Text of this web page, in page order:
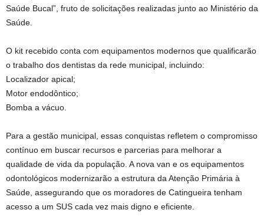
Saúde Bucal”, fruto de solicitações realizadas junto ao Ministério da
Saúde.
O kit recebido conta com equipamentos modernos que qualificarão
o trabalho dos dentistas da rede municipal, incluindo:
Localizador apical;
Motor endodôntico;
Bomba a vácuo.
Para a gestão municipal, essas conquistas refletem o compromisso
contínuo em buscar recursos e parcerias para melhorar a
qualidade de vida da população. A nova van e os equipamentos
odontológicos modernizarão a estrutura da Atenção Primária à
Saúde, assegurando que os moradores de Catingueira tenham
acesso a um SUS cada vez mais digno e eficiente.